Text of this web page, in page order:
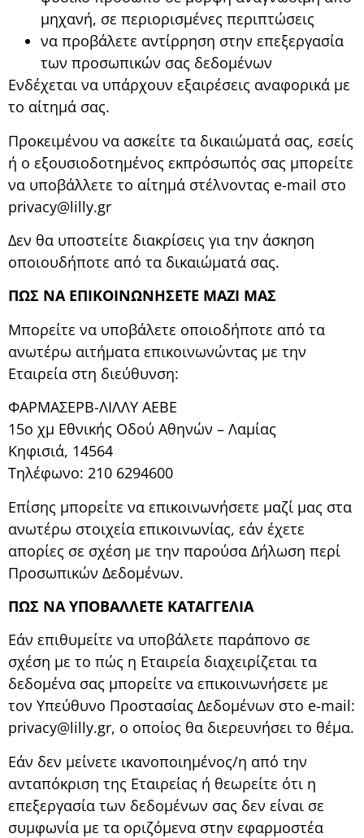
μηχανή, σε περιορισμένες περιπτώσεις
να προβάλετε αντίρρηση στην επεξεργασία
των προσωπικών σας δεδομένων
Ενδέχεται να υπάρχουν εξαιρέσεις αναφορικά με
το αίτημά σας.
Προκειμένου να ασκείτε τα δικαιώματά σας, εσείς
ή ο εξουσιοδοτημένος εκπρόσωπός σας μπορείτε
να υποβάλλετε το αίτημά στέλνοντας e-mail στο
privacy@lilly.gr
Δεν θα υποστείτε διακρίσεις για την άσκηση
οποιουδήποτε από τα δικαιώματά σας.
ΠΩΣ ΝΑ ΕΠΙΚΟΙΝΩΝΗΣΕΤΕ ΜΑΖΙ ΜΑΣ
Μπορείτε να υποβάλετε οποιοδήποτε από τα
ανωτέρω αιτήματα επικοινωνώντας με την
Εταιρεία στη διεύθυνση:
ΦΑΡΜΑΣΕΡΒ-ΛΙΛΛΥ ΑΕΒΕ
15ο χμ Εθνικής Οδού Αθηνών – Λαμίας
Κηφισιά, 14564
Τηλέφωνο: 210 6294600
Επίσης μπορείτε να επικοινωνήσετε μαζί μας στα
ανωτέρω στοιχεία επικοινωνίας, εάν έχετε
απορίες σε σχέση με την παρούσα Δήλωση περί
Προσωπικών Δεδομένων.
ΠΩΣ ΝΑ ΥΠΟΒΑΛΛΕΤΕ ΚΑΤΑΓΓΕΛΙΑ
Εάν επιθυμείτε να υποβάλετε παράπονο σε
σχέση με το πώς η Εταιρεία διαχειρίζεται τα
δεδομένα σας μπορείτε να επικοινωνήσετε με
τον Υπεύθυνο Προστασίας Δεδομένων στο e-mail:
privacy@lilly.gr, ο οποίος θα διερευνήσει το θέμα.
Εάν δεν μείνετε ικανοποιημένος/η από την
ανταπόκριση της Εταιρείας ή θεωρείτε ότι η
επεξεργασία των δεδομένων σας δεν είναι σε
συμφωνία με τα οριζόμενα στην εφαρμοστέα